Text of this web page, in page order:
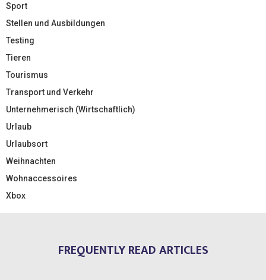
Sport
Stellen und Ausbildungen
Testing
Tieren
Tourismus
Transport und Verkehr
Unternehmerisch (Wirtschaftlich)
Urlaub
Urlaubsort
Weihnachten
Wohnaccessoires
Xbox
FREQUENTLY READ ARTICLES